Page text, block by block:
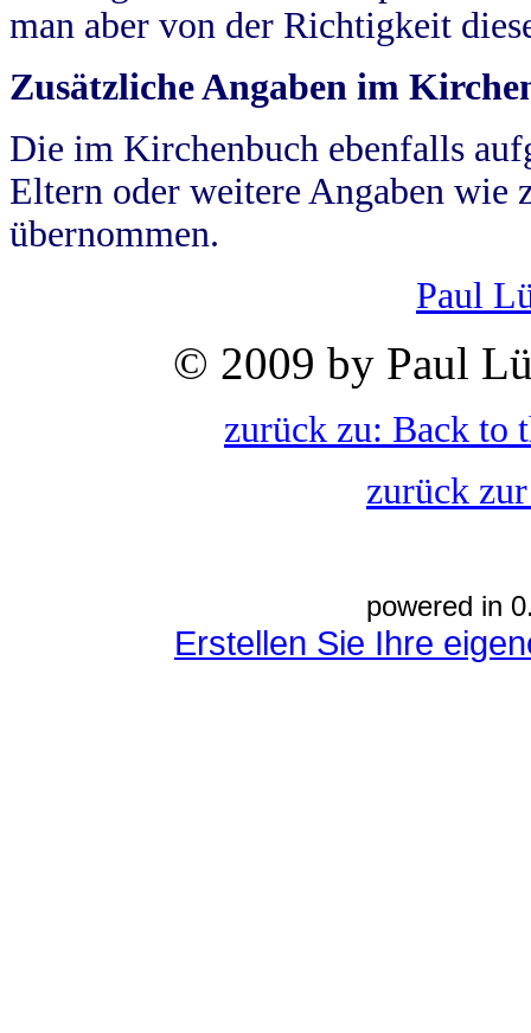
man aber von der Richtigkeit
Zusätzliche Angaben im
Die im Kirchenbuch ebenfalls
Eltern oder weitere Angaben wie
übernommen.
Paul
© 2009 by Paul
zurück zu: Back to
zurück
powered in
Erstellen Sie Ihre